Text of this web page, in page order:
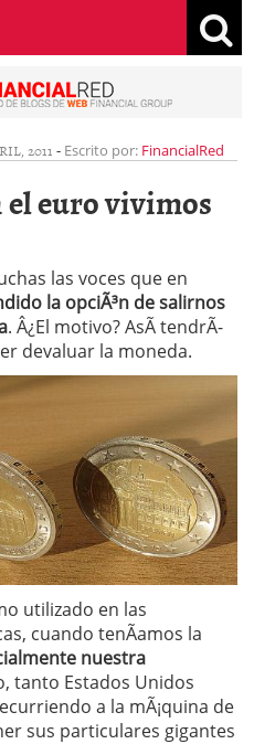
2011 - Escrito por: FinancialRed
el euro vivimos
las voces que en
la opciÃ³n de salirnos
. Â¿El motivo? AsÃ­ tendrÃ­
devaluar la moneda.
utilizado en las
cuando tenÃ­amos la
nuestra
tanto Estados Unidos
a la mÃ¡quina de
sus particulares gigantes